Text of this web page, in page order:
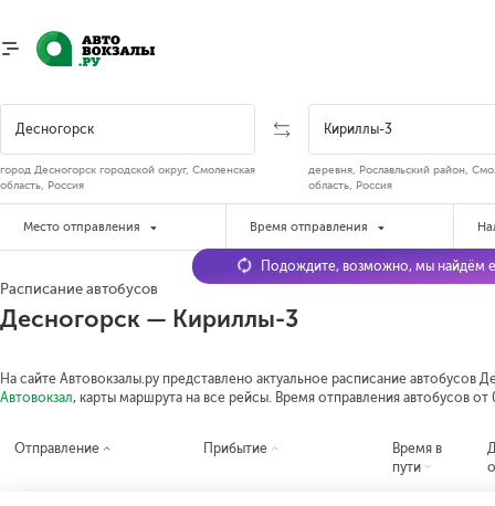
город Десногорск городской округ, Смоленская
область, Россия
деревня, Рославльский район,
область, Россия
Место отправления Время отправления
Расписание автобусов
Десногорск — Кириллы-3
На сайте Автовокзалы.ру представлено актуальное расписание автобусов
Автовокзал, карты маршрута на все рейсы. Время отправления автобусов от
Подождите, возможно, мы найдём
Отправление Прибытие
Время в
пути